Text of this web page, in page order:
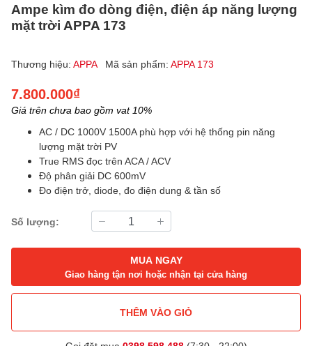
Ampe kìm đo dòng điện, điện áp năng lượng
mặt trời APPA 173
Thương hiệu: APPA Mã sản phẩm: APPA 173
7.800.000₫
Giá trên chưa bao gồm vat 10%
AC / DC 1000V 1500A phù hợp với hệ thống pin năng
lượng mặt trời PV
True RMS đọc trên ACA / ACV
Độ phân giải DC 600mV
Đo điện trở, diode, đo điện dung & tần số
Số lượng:
MUA NGAY
Giao hàng tận nơi hoặc nhận tại cửa hàng
THÊM VÀO GIỎ